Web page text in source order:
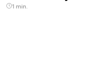
1 min.